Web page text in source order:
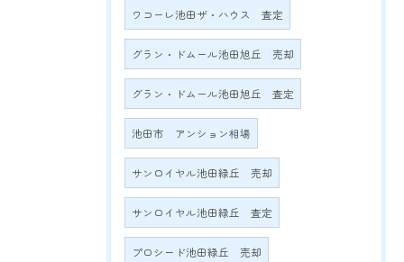
ワコーレ池田ザ・ハウス 査定
グラン・ドムール池田旭丘 売却
グラン・ドムール池田旭丘 査定
池田市 アンション相場
サンロイヤル池田緑丘 売却
サンロイヤル池田緑丘 査定
プロシード池田緑丘 売却